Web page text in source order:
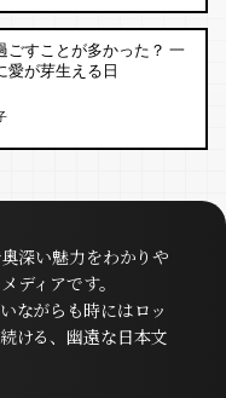
ごすことが多かった？ 一
愛が芽生える日
深い魅力をわかりや
ディアです。
ながらも時にはロッ
ける、幽遠な日本文